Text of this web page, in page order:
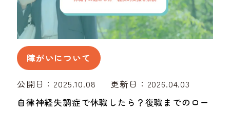
障がいについて
公開日：2025.10.08
更新日：2026.04.03
自律神経失調症で休職したら？復職までのロー